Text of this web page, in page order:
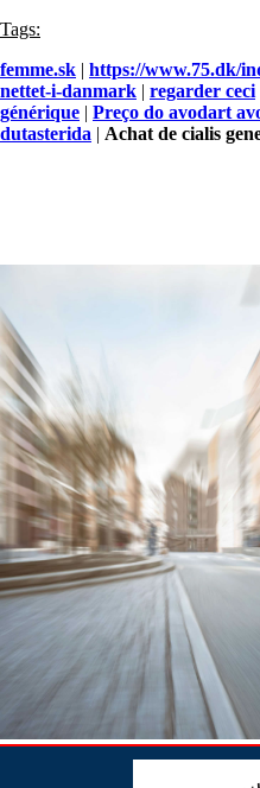
Tags:
femme.sk | https://www.75.dk/
nettet-i-danmark | regarder ceci
générique | Preço do avodart
dutasterida | Achat de cialis